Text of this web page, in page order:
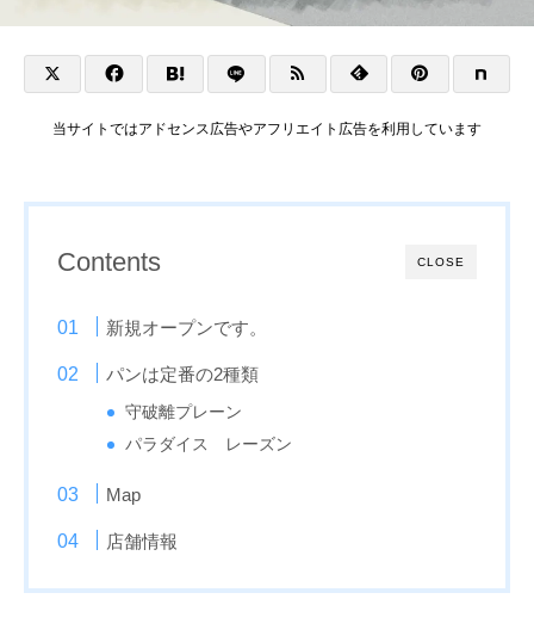
当サイトではアドセンス広告やアフリエイト広告を利用しています
CLOSE
Contents
新規オープンです。
パンは定番の2種類
守破離プレーン
パラダイス レーズン
Map
店舗情報